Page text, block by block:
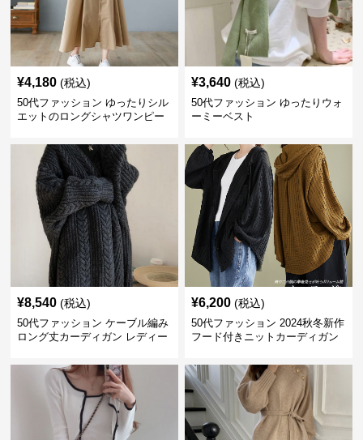
¥4,180 (税込)
50代ファッション ゆったりシル
エットのロングシャツワンピー
¥3,640 (税込)
50代ファッション ゆったりウォ
ーミーベスト
¥8,540 (税込)
50代ファッション ケーブル編み
ロング丈カーディガン レディー
¥6,200 (税込)
50代ファッション 2024秋冬新作
フード付きニットカーディガン